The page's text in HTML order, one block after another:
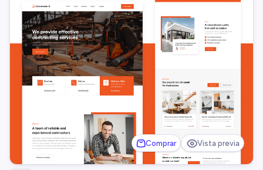
Comprar Vista previa